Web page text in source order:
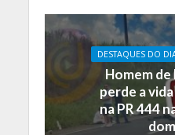
DESTAQUES DO
Homem
perde a
na PR 444